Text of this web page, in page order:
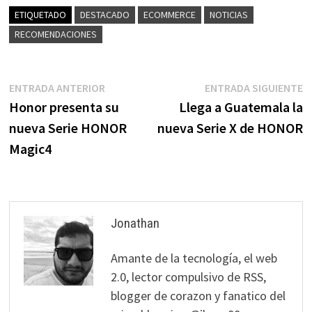
ETIQUETADO DESTACADO ECOMMERCE
NOTICIAS
RECOMENDACIONES
Navegación
de
entradas
ENTRADA ANTERIOREntrada
anterior:
Honor presenta su
nueva Serie HONOR
Magic4
ENTRADA SIGUIENTE
Llega a Guatemala la
nueva Serie X de HONOR
Jonathan
Amante de la tecnología, el web
2.0, lector compulsivo de RSS,
blogger de corazon y fanatico del